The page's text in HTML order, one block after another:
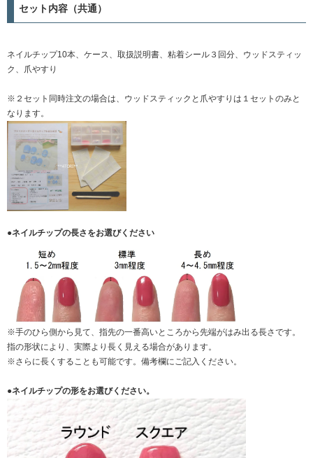
セット内容（共通）
ネイルチップ10本、ケース、取扱説明書、粘着シール３回分、ウッドスティッ
ク、爪やすり
※２セット同時注文の場合は、ウッドスティックと爪やすりは１セットのみと
なります。
●ネイルチップの長さをお選びください
※手のひら側から見て、指先の一番高いところから先端がはみ出る長さです。
指の形状により、実際より長く見える場合があります。
※さらに長くすることも可能です。備考欄にご記入ください。
●ネイルチップの形をお選びください。